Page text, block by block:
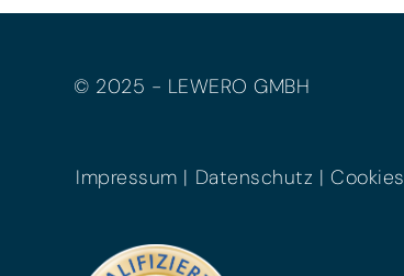
© 2025 - LEWERO GMBH
Impressum Datenschutz Cookies